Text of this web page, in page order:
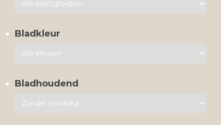
Bladkleur
Bladhoudend